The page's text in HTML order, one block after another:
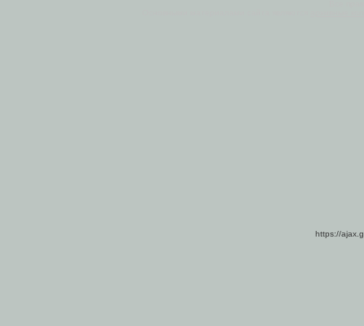
https://